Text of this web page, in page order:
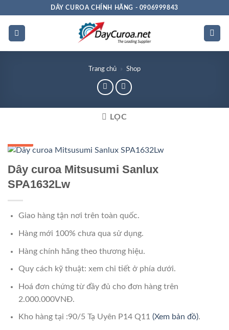
dung
DÂY CUROA CHÍNH HÃNG - 0906999843
Trang chủ » Shop
LỌC
Dây curoa Mitsusumi Sanlux
SPA1632Lw
Giao hàng tận nơi trên toàn quốc.
Hàng mới 100% chưa qua sử dụng.
Hàng chính hãng theo thương hiệu.
Quy cách kỹ thuật: xem chi tiết ở phía dưới.
Hoá đơn chứng từ đầy đủ cho đơn hàng trên
2.000.000VNĐ.
Kho hàng tại :90/5 Tạ Uyên P14 Q11 (Xem bản đồ).